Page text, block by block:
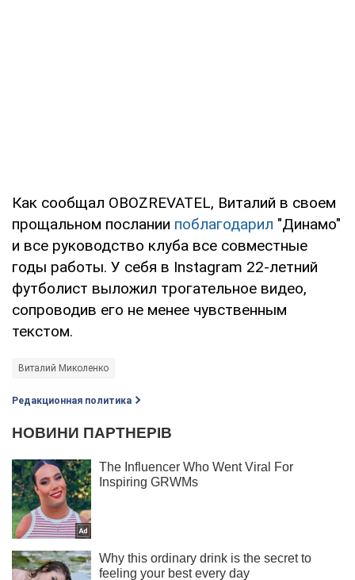
Как сообщал OBOZREVATEL, Виталий в своем
прощальном послании поблагодарил "Динамо"
и все руководство клуба все совместные
годы работы. У себя в Instagram 22-летний
футболист выложил трогательное видео,
сопроводив его не менее чувственным
текстом.
Виталий Миколенко
Редакционная политика